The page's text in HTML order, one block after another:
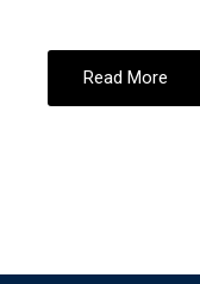
Read More